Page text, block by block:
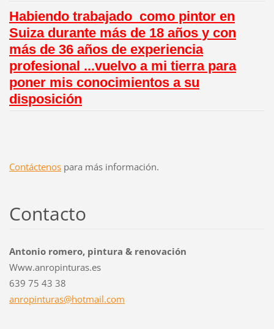
Habiendo trabajado como pintor en
Suiza durante más de 18 años y con
más de 36 años de experiencia
profesional ...vuelvo a mi tierra para
poner mis conocimientos a su
disposición
Contáctenospara más información.
Contacto
Antonio romero, pintura & renovación
Www.anropinturas.es
639 75 43 38
anropinturas@hotmail.com